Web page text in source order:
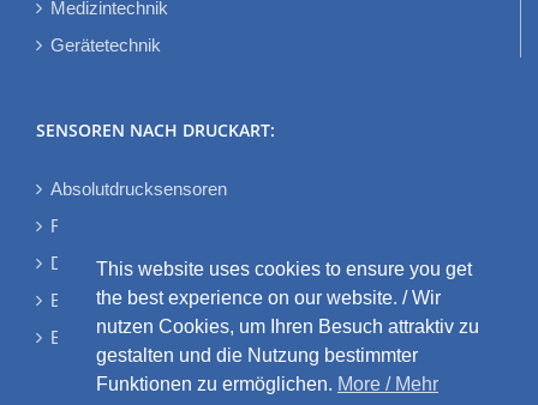
Medizintechnik
Gerätetechnik
SENSOREN NACH DRUCKART:
Absolutdrucksensoren
Relativdrucksensoren
Differenzdrucksensoren
Bidirektionale Differenzdrucksensoren
Barometrische Drucksensoren
This website uses cookies to ensure you get
the best experience on our website. / Wir
nutzen Cookies, um Ihren Besuch attraktiv zu
gestalten und die Nutzung bestimmter
Funktionen zu ermöglichen. More / Mehr